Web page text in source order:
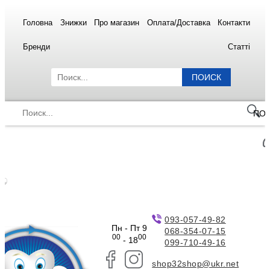
Головна Знижки Про магазин Оплата/Доставка Контакти
Бренди Статті
ПОИСК
Пн - Пт 9
00- 1800
093-057-49-82
068-354-07-15
099-710-49-16
shop32shop@ukr.net